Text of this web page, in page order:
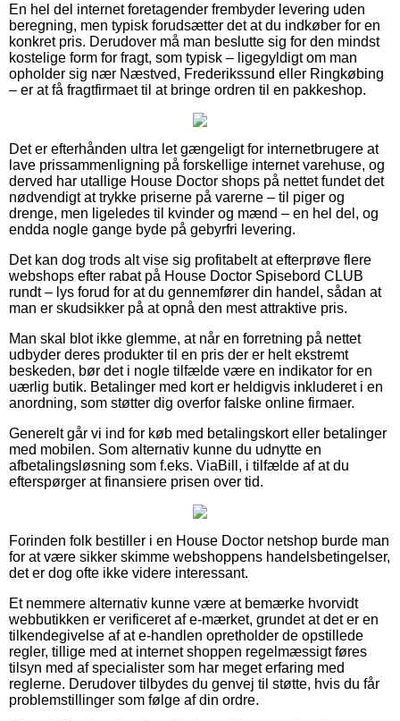
En hel del internet foretagender frembyder levering uden
beregning, men typisk forudsætter det at du indkøber for en
konkret pris. Derudover må man beslutte sig for den mindst
kostelige form for fragt, som typisk – ligegyldigt om man
opholder sig nær Næstved, Frederikssund eller Ringkøbing
– er at få fragtfirmaet til at bringe ordren til en pakkeshop.
Det er efterhånden ultra let gængeligt for internetbrugere at
lave prissammenligning på forskellige internet varehuse, og
derved har utallige House Doctor shops på nettet fundet det
nødvendigt at trykke priserne på varerne – til piger og
drenge, men ligeledes til kvinder og mænd – en hel del, og
endda nogle gange byde på gebyrfri levering.
Det kan dog trods alt vise sig profitabelt at efterprøve flere
webshops efter rabat på House Doctor Spisebord CLUB
rundt – lys forud for at du gennemfører din handel, sådan at
man er skudsikker på at opnå den mest attraktive pris.
Man skal blot ikke glemme, at når en forretning på nettet
udbyder deres produkter til en pris der er helt ekstremt
beskeden, bør det i nogle tilfælde være en indikator for en
uærlig butik. Betalinger med kort er heldigvis inkluderet i en
anordning, som støtter dig overfor falske online firmaer.
Generelt går vi ind for køb med betalingskort eller betalinger
med mobilen. Som alternativ kunne du udnytte en
afbetalingsløsning som f.eks. ViaBill, i tilfælde af at du
efterspørger at finansiere prisen over tid.
Forinden folk bestiller i en House Doctor netshop burde man
for at være sikker skimme webshoppens handelsbetingelser,
det er dog ofte ikke videre interessant.
Et nemmere alternativ kunne være at bemærke hvorvidt
webbutikken er verificeret af e-mærket, grundet at det er en
tilkendegivelse af at e-handlen opretholder de opstillede
regler, tillige med at internet shoppen regelmæssigt føres
tilsyn med af specialister som har meget erfaring med
reglerne. Derudover tilbydes du genvej til støtte, hvis du får
problemstillinger som følge af din ordre.